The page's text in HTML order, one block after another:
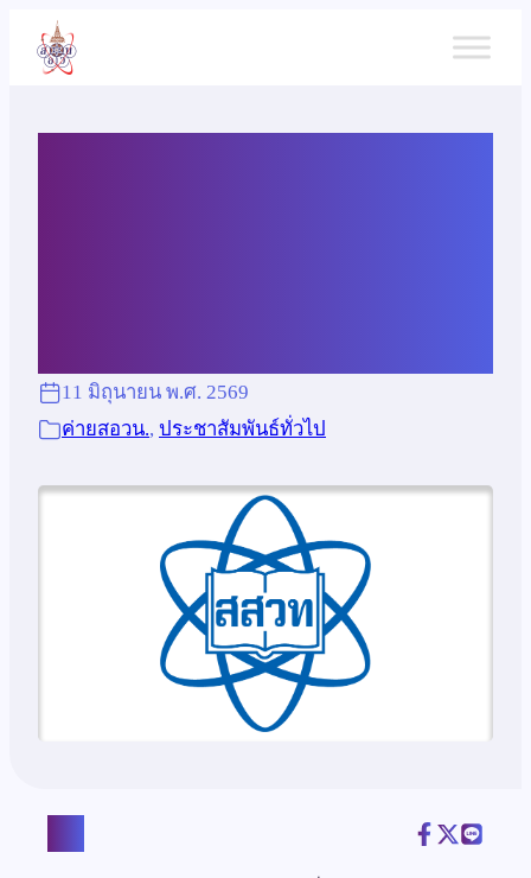
เนื้อหา
11 มิถุนายน พ.ศ. 2569
ค่ายสอวน., ประชาสัมพันธ์ทั่วไป